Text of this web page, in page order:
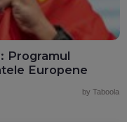
Programul
Europene
by Taboola